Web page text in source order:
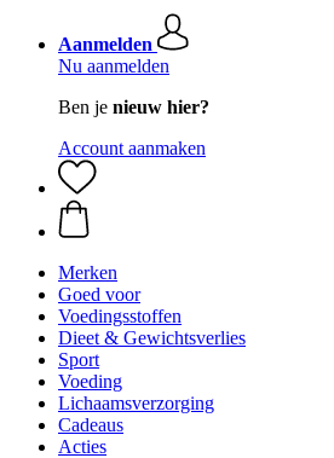
Aanmelden
Nu aanmelden
Ben je nieuw hier?
Account aanmaken
Merken
Goed voor
Voedingsstoffen
Dieet & Gewichtsverlies
Sport
Voeding
Lichaamsverzorging
Cadeaus
Acties